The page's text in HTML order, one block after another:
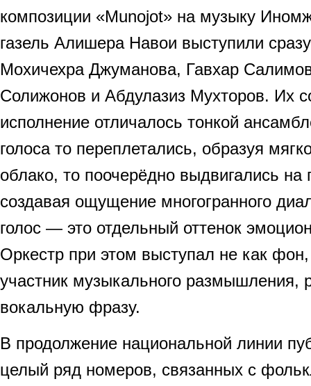
композиции «Munojot» на музыку
газель Алишера Навои выступили
Мохичехра Джуманова, Гавхар
Солижонов и Абдулазиз Мухторов. Их
исполнение отличалось тонкой
голоса то переплетались, образуя
облако, то поочерёдно выдвигались на
создавая ощущение многогранного
голос — это отдельный оттенок
Оркестр при этом выступал не как
участник музыкального размышления,
вокальную фразу.
В продолжение национальной линии
целый ряд номеров, связанных с